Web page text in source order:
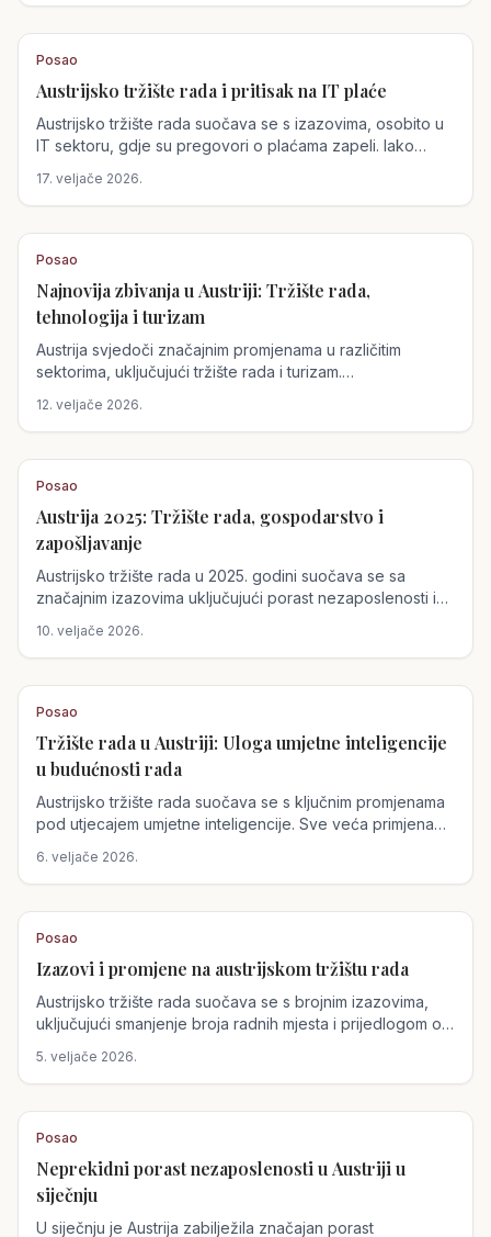
voditeljske vještine.
Posao
Austrijsko tržište rada i pritisak na IT plaće
Austrijsko tržište rada suočava se s izazovima, osobito u
IT sektoru, gdje su pregovori o plaćama zapeli. Iako
1,9%, što prijeti štrajkovima. Situacija u Njemačkoj
dodatno komplicira stanje, budući da se planira značajno
smanjenje radne snage do 2025.
17. veljače 2026.
Posao
Najnovija zbivanja u Austriji: Tržište rada,
tehnologija i turizam
Austrija svjedoči značajnim promjenama u različitim
sektorima, uključujući tržište rada i turizam.
posao nakon bolesti, dok tehnološki napredak u
pekarstvu čini ovaj zanat privlačnijim. Lufthansa štrajkovi
ističu otpornost Austrian Airlinesa.
12. veljače 2026.
Posao
Austrija 2025: Tržište rada, gospodarstvo i
zapošljavanje
Austrijsko tržište rada u 2025. godini suočava se sa
značajnim izazovima uključujući porast nezaposlenosti i
tvrtka ams-Osram najavila je globalno smanjenje radne
snage, ali Austrija je pošteđena. Očekuju se i velike
promjene u sektoru ugostiteljstva s obzirom na intenzivne
pregovore o radničkim pravima.
10. veljače 2026.
Posao
Tržište rada u Austriji: Uloga umjetne inteligencije
u budućnosti rada
Austrijsko tržište rada suočava se s ključnim promjenama
pod utjecajem umjetne inteligencije. Sve veća primjena
na koji tvrtke pronalaze i biraju talente, dok radna snaga
sve više cijeni inovativne pristupe.
6. veljače 2026.
Posao
Izazovi i promjene na austrijskom tržištu rada
Austrijsko tržište rada suočava se s brojnim izazovima,
uključujući smanjenje broja radnih mjesta i prijedlogom o
potencijalne promjene, važno je razumjeti svoja prava i
mogućnosti.
5. veljače 2026.
Posao
Neprekidni porast nezaposlenosti u Austriji u
siječnju
U siječnju je Austrija zabilježila značajan porast